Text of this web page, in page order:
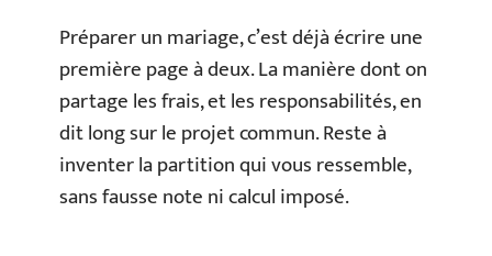
Préparer un mariage, c’est déjà écrire une
première page à deux. La manière dont on
partage les frais, et les responsabilités, en
dit long sur le projet commun. Reste à
inventer la partition qui vous ressemble,
sans fausse note ni calcul imposé.